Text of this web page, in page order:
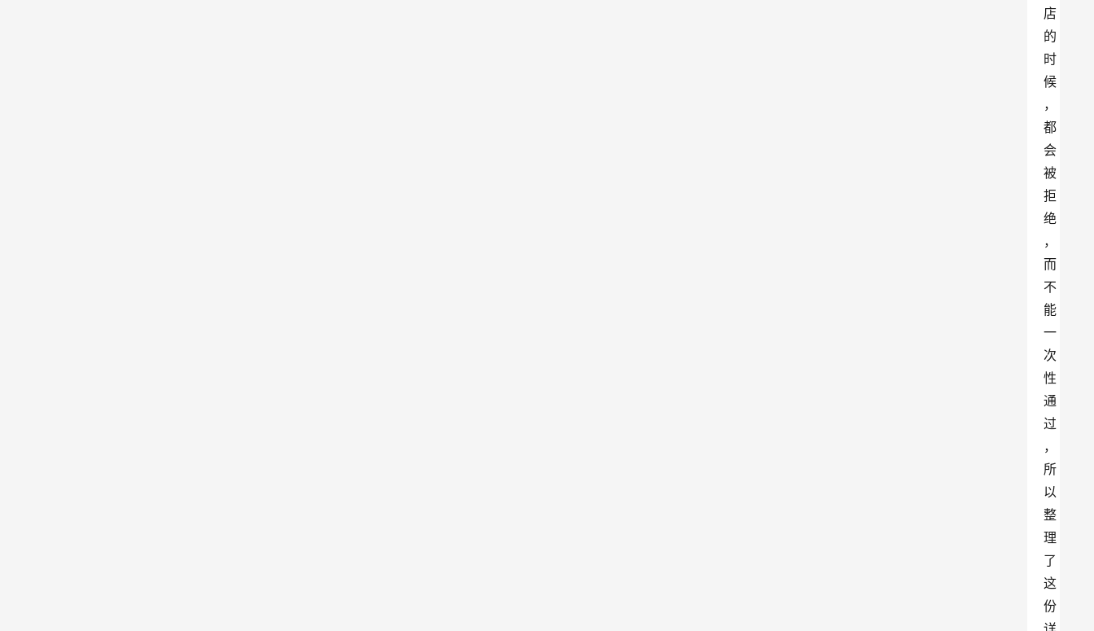
店
的
时
候
，
都
会
被
拒
绝
，
而
不
能
一
次
性
通
过
，
所
以
整
理
了
这
份